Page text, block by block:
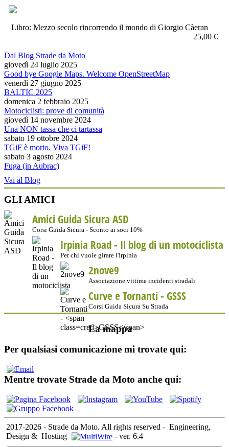
Libro: Mezzo secolo rincorrendo il mondo di Giorgio Càeran
25,00 €
Dal Blog Strade da Moto
giovedì 24 luglio 2025
Good bye Google Maps. Welcome OpenStreetMap
venerdì 27 giugno 2025
BALTIC 2025
domenica 2 febbraio 2025
Motociclisti: prove di comunità
giovedì 14 novembre 2024
Una NON tassa che ci tartassa
sabato 19 ottobre 2024
TGiF è morto. Viva TGiF!
sabato 3 agosto 2024
Fuga (in Aubrac)
Vai al Blog
GLI AMICI
Amici Guida Sicura ASD
Corsi Guida Sicura - Sconto ai soci 10%
Irpinia Road - Il blog di un motociclista
Per chi vuole girare l'Irpinia
2nove9
Associazione vittime incidenti stradali
Curve e Tornanti - GSSS
Corsi Guida Sicura Su Strada
La mappa
Per qualsiasi comunicazione mi trovate qui:
Mentre trovate Strade da Moto anche qui:
2017-2026 - Strade da Moto. All rights reserved - Engineering,
Design & Hosting - ver. 6.4